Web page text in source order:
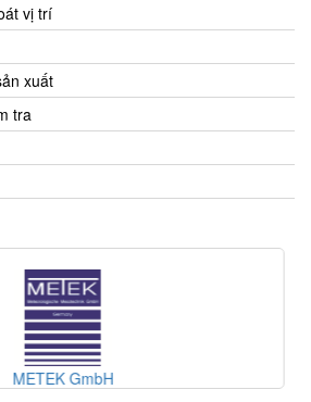
vị trí
xuất
tra
Inline Industries